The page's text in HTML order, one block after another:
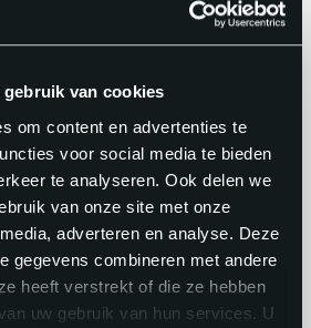
gebruik van cookies
om content en advertenties te
voor social media te bieden
te analyseren. Ook delen we
van onze site met onze
adverteren en analyse. Deze
gegevens combineren met andere
heeft verstrekt of die ze hebben
uw gebruik van hun services. U
ingenieur ontwerpt,
een elektromonteur
installeert, onderhoudt
Een
ingenieur werkt
de
praktisch op de